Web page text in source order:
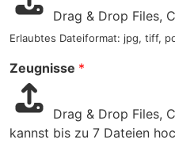
Drag & Drop Files,
Erlaubtes Dateiformat: jpg, tiff,
Zeugnisse *
Drag & Drop Files,
kannst bis zu 7 Dateien